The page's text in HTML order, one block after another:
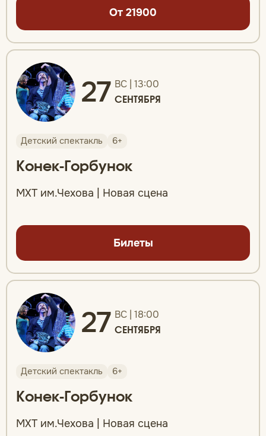
От 21900
27 ВС | 13:00
СЕНТЯБРЯ
Детский спектакль 6+
Конек-Горбунок
МХТ им.Чехова | Новая сцена
Билеты
27 ВС | 18:00
СЕНТЯБРЯ
Детский спектакль 6+
Конек-Горбунок
МХТ им.Чехова | Новая сцена